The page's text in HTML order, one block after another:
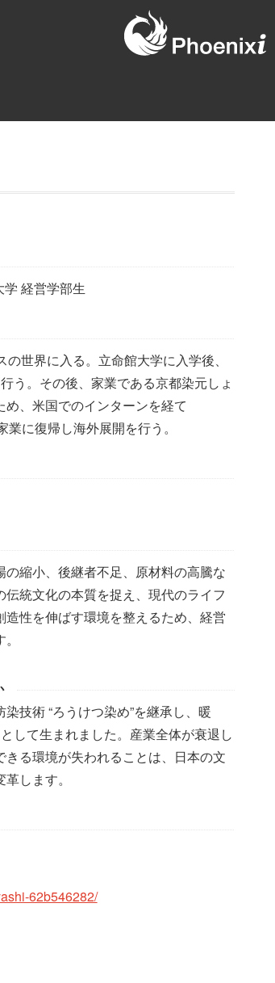
経営学部生
世界に入る。立命館大学に入学後、
う。その後、家業である京都染元しょ
、米国でのインターンを経て
に復帰し海外展開を行う。
縮小、後継者不足、原材料の高騰な
統文化の本質を捉え、現代のライフ
性を伸ばす環境を整えるため、経営
技術 “ろうけつ染め”を継承し、暖
して生まれました。産業全体が衰退し
る環境が失われることは、日本の文
します。
62b546282/